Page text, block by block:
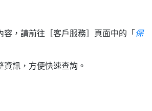
容，請前往［客戶服務］頁面中的「 保
訊，方便快速查詢。